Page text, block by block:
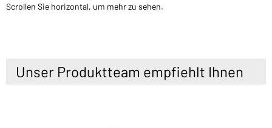
Scrollen Sie horizontal, um mehr zu sehen.
Unser Produktteam empfiehlt Ihnen